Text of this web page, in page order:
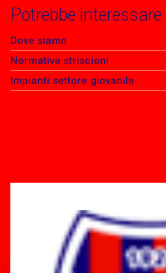
Potrebbe interessare
Dove siamo
Normativa striscioni
Impianti settore giovanile